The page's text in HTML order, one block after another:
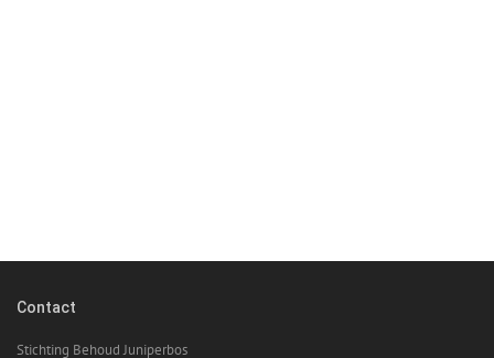
Contact
Stichting Behoud Juniperbos